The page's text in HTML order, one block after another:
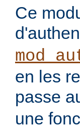
Ce
en les
passe
une